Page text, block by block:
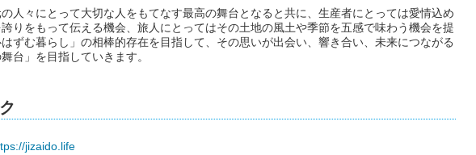
人々にとって大切な人をもてなす最高の舞台となると共に、生産者にとっては愛情込め
りをもって伝える機会、旅人にとってはその土地の風土や季節を五感で味わう機会を提
ずむ暮らし」の相棒的存在を目指して、その思いが出会い、響き合い、未来につながる
台」を目指していきます。
jizaido.life